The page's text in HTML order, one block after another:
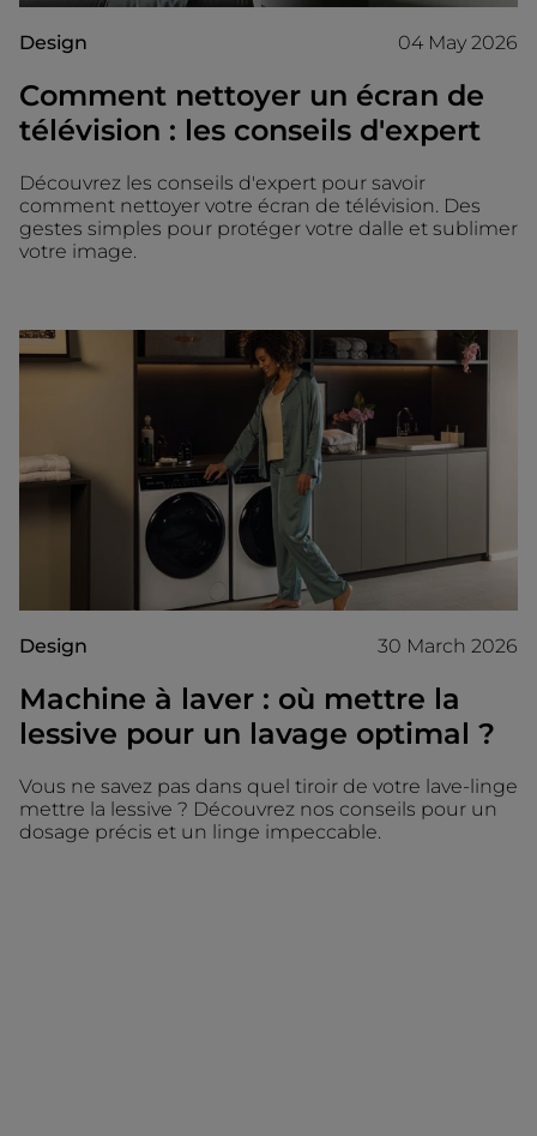
Design 04 May 2026
Comment nettoyer un écran de
télévision : les conseils d'expert
Découvrez les conseils d'expert pour savoir
comment nettoyer votre écran de télévision. Des
gestes simples pour protéger votre dalle et sublimer
votre image.
Design 30 March 2026
Machine à laver : où mettre la
lessive pour un lavage optimal ?
Vous ne savez pas dans quel tiroir de votre lave-linge
mettre la lessive ? Découvrez nos conseils pour un
dosage précis et un linge impeccable.